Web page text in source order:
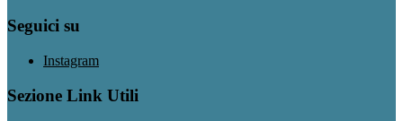
Seguici su
Instagram
Sezione Link Utili